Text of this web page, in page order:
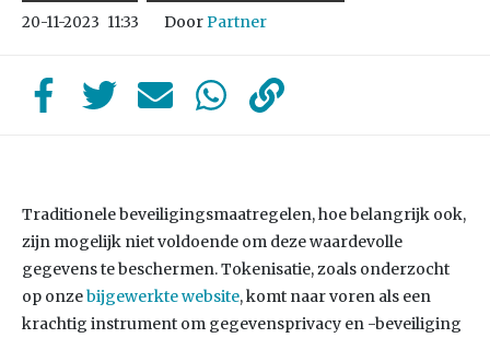
20-11-2023 11:33 DoorPartner
Traditionele beveiligingsmaatregelen, hoe belangrijk ook,
zijn mogelijk niet voldoende om deze waardevolle
gegevens te beschermen. Tokenisatie, zoals onderzocht
op onzebijgewerkte website, komt naar voren als een
krachtig instrument om gegevensprivacy en -beveiliging